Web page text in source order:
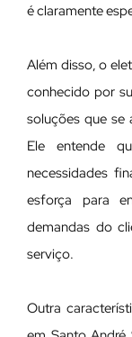
é claramente
Além disso, o
conhecido por
soluções que se
Ele entende
necessidades
esforça para
demandas do
serviço.
Outra